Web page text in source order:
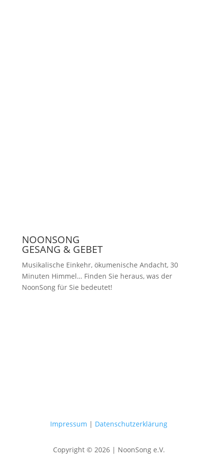
NOONSONG
GESANG & GEBET
Musikalische Einkehr, ökumenische Andacht, 30
Minuten Himmel… Finden Sie heraus, was der
NoonSong für Sie bedeutet!
Impressum | Datenschutzerklärung
Copyright © 2026 | NoonSong e.V.